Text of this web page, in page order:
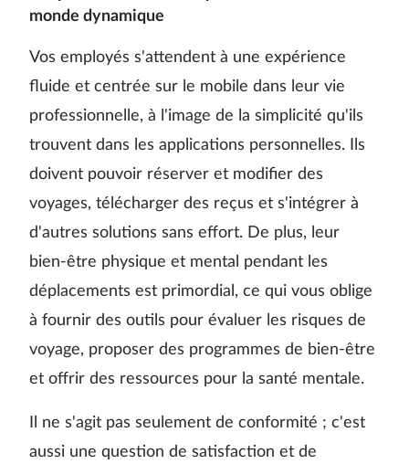
monde dynamique
Vos employés s'attendent à une expérience
fluide et centrée sur le mobile dans leur vie
professionnelle, à l'image de la simplicité qu'ils
trouvent dans les applications personnelles. Ils
doivent pouvoir réserver et modifier des
voyages, télécharger des reçus et s'intégrer à
d'autres solutions sans effort. De plus, leur
bien-être physique et mental pendant les
déplacements est primordial, ce qui vous oblige
à fournir des outils pour évaluer les risques de
voyage, proposer des programmes de bien-être
et offrir des ressources pour la santé mentale.
Il ne s'agit pas seulement de conformité ; c'est
aussi une question de satisfaction et de